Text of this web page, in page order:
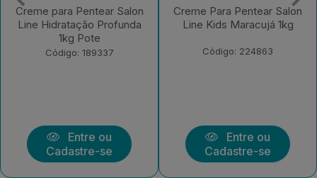
Creme Para Pentear Salon
Line Kids Maracujá 1kg
Código: 224863
Entre ou
Cadastre-se
Creme Para Pentear Salon
Line Condicionador +
Código: 219430
Entre ou
Cadastre-se